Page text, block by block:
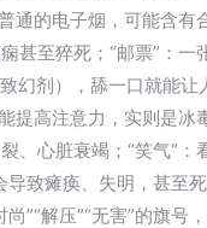
通的电子烟，可能含有
甚至猝死；“邮票”：一
幻剂），舔一口就能让
提高注意力，实则是冰
、心脏衰竭；“笑气”：
导致瘫痪、失明，甚至
”“解压”“无害”的旗号